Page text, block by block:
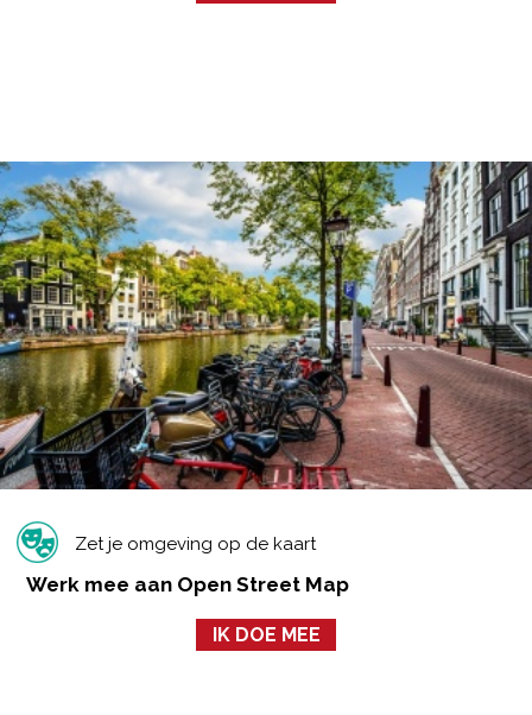
Zet je omgeving op de kaart
Werk mee aan Open Street Map
IK DOE MEE